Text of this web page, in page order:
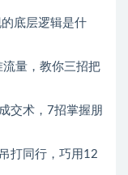
底层逻辑是什
量，教你三招把
交术，7招掌握朋
打同行，巧用12